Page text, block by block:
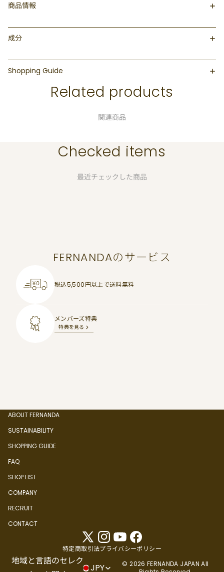
商品情報
成分
Shopping Guide
Related products
関連商品
Checked items
最近チェックした商品
FERNANDAのサービス
税込5,500円以上で送料無料
メンバーズ特典
特典を見る
ABOUT FERNANDA
SUSTAINABILITY
SHOPPING GUIDE
FAQ
SHOP LIST
COMPANY
RECRUIT
CONTACT
特定商取引法プライバシーポリシー
地域と言語のセレク
JPY
© 2026 FERNANDA JAPAN All